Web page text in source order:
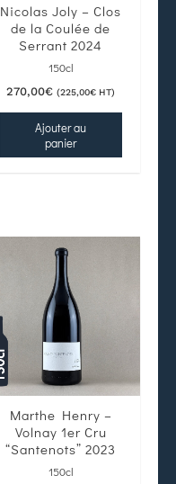
Nicolas Joly – Clos
de la Coulée de
Serrant 2024
150cl
270,00€ (225,00€ HT)
Ajouter au
panier
Marthe Henry –
Volnay 1er Cru
“Santenots” 2023
150cl